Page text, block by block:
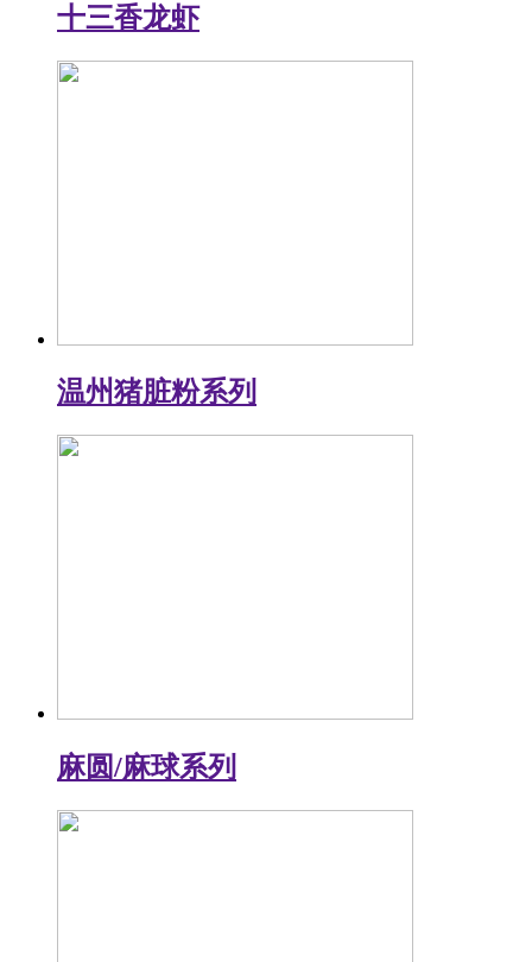
十三香龙虾
温州猪脏粉系列
麻圆/麻球系列